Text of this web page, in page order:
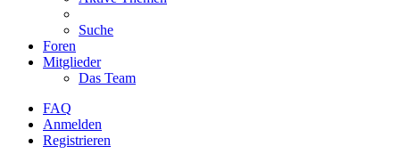
Suche
Foren
Mitglieder
Das Team
FAQ
Anmelden
Registrieren